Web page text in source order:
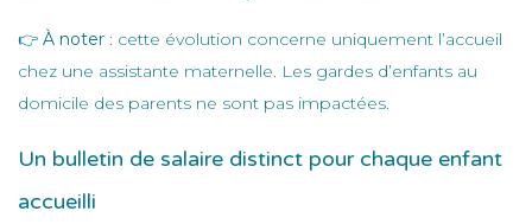
👉 À noter : cette évolution concerne uniquement l’accueil
chez une assistante maternelle. Les gardes d’enfants au
domicile des parents ne sont pas impactées.
Un bulletin de salaire distinct pour chaque enfant
accueilli